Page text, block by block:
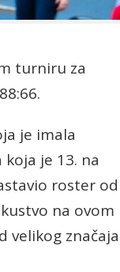
turniru za
je imala
je 13. na
roster od
na ovom
velikog značaja